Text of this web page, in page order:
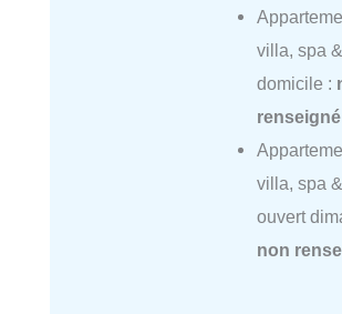
villa, spa
domicile :
renseigné
villa, spa
ouvert
non